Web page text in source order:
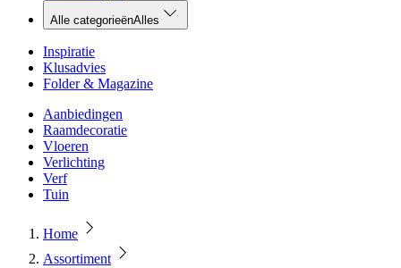
Alle categorieënAlles
Inspiratie
Klusadvies
Folder & Magazine
Aanbiedingen
Raamdecoratie
Vloeren
Verlichting
Verf
Tuin
Home
Assortiment